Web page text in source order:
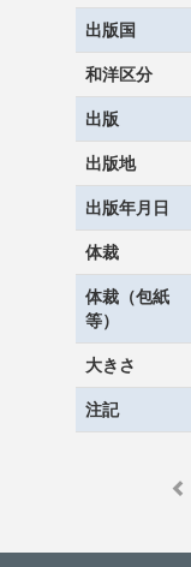
出版国
和洋区分
出版
出版地
出版年月日
体裁
体裁（包紙
等）
大きさ
注記